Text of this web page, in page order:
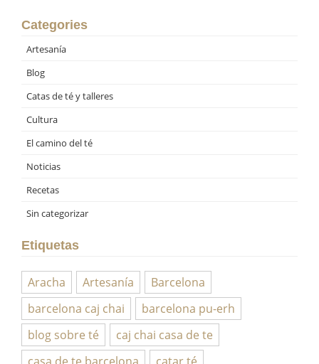
Categories
Artesanía
Blog
Catas de té y talleres
Cultura
El camino del té
Noticias
Recetas
Sin categorizar
Etiquetas
Aracha Artesanía
Barcelona
barcelona caj chai
barcelona pu-erh
blog sobre té
caj chai casa de te